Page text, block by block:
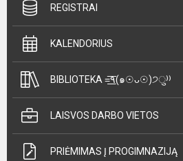
REGISTRAI
KALENDORIUS
BIBLIOTEKA =͟͟͞͞٩(๑☉ᴗ☉)੭ु⁾⁾
LAISVOS DARBO VIETOS
PRIĖMIMAS Į PROGIMNAZIJĄ